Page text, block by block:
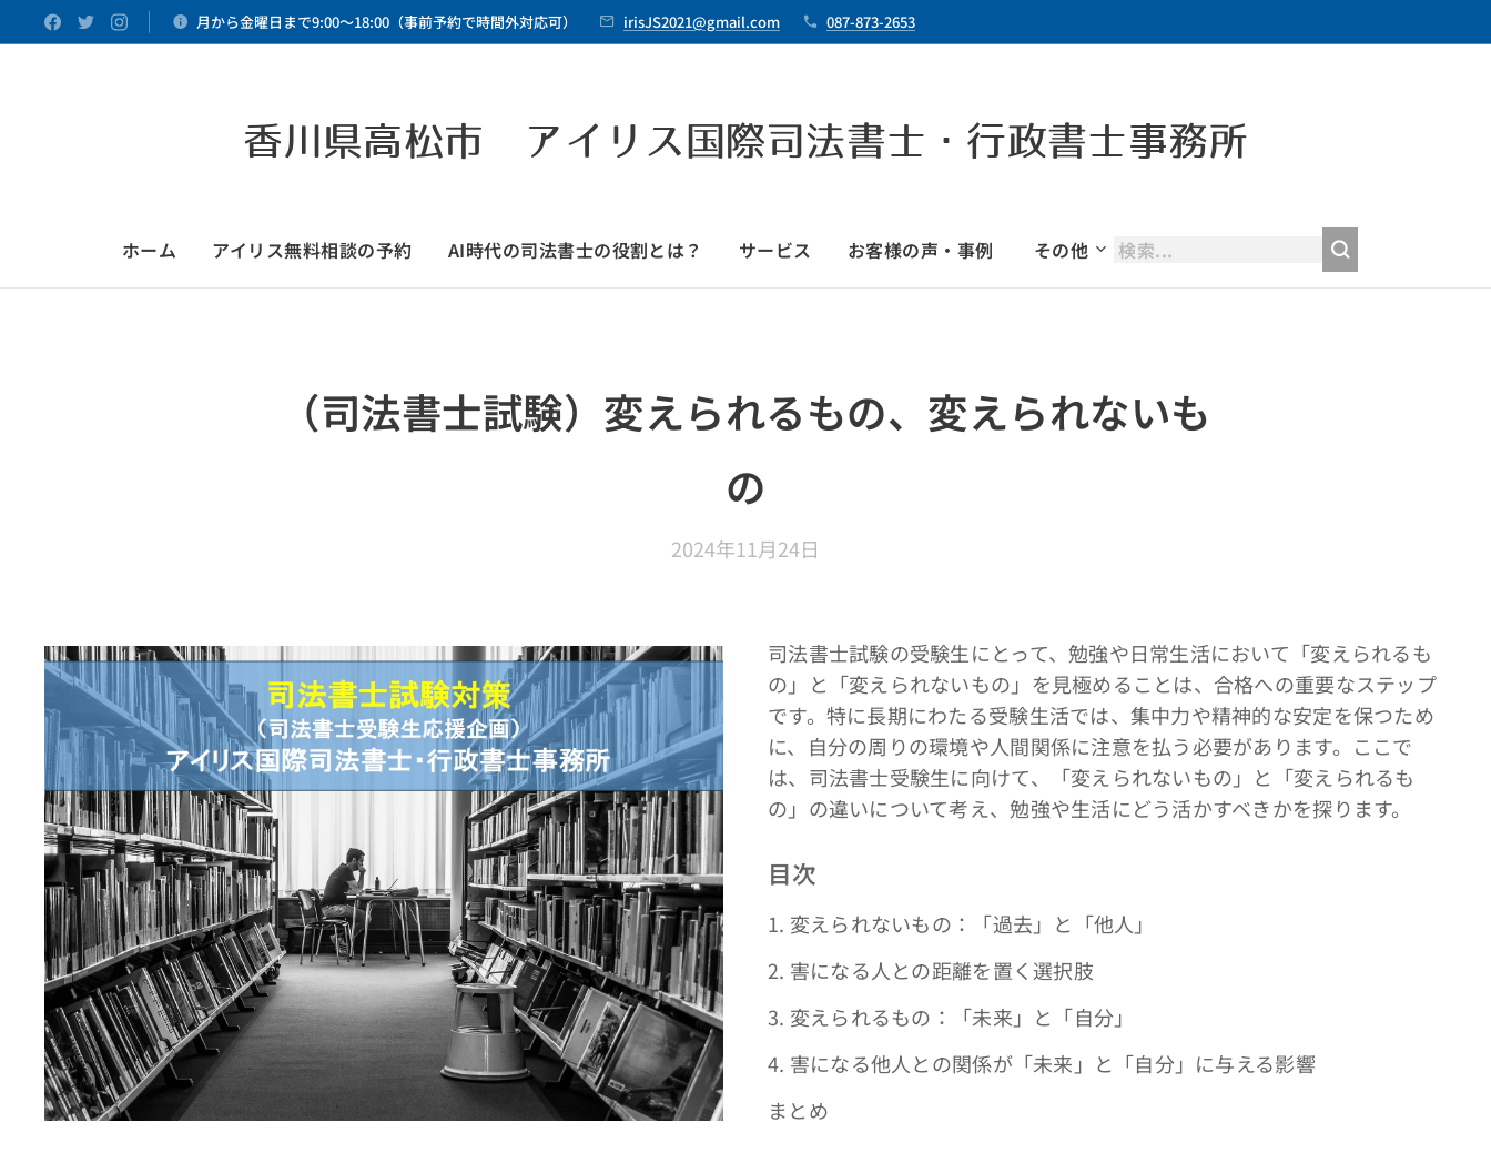
月から金曜日まで9:00～18:00（事前予約で時間外対応可） irisJS2021@gmail.com 087-873-2653
香川県高松市 アイリス国際司法書士・行政書士事務所
ホーム アイリス無料相談の予約 AI時代の司法書士の役割とは？ サービス お客様の声・事例 その他
（司法書士試験）変えられるもの、変えられないも
の
2024年11月24日
司法書士試験の受験生にとって、勉強や日常生活において「変えられるも
の」と「変えられないもの」を見極めることは、合格への重要なステップ
です。特に長期にわたる受験生活では、集中力や精神的な安定を保つため
に、自分の周りの環境や人間関係に注意を払う必要があります。ここで
は、司法書士受験生に向けて、「変えられないもの」と「変えられるも
の」の違いについて考え、勉強や生活にどう活かすべきかを探ります。
目次
1. 変えられないもの：「過去」と「他人」
2. 害になる人との距離を置く選択肢
3. 変えられるもの：「未来」と「自分」
4. 害になる他人との関係が「未来」と「自分」に与える影響
まとめ